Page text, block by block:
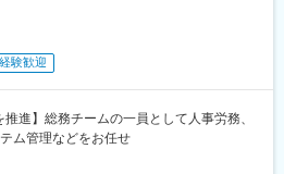
験歓迎
推進】総務チームの一員として人事労務、
ム管理などをお任せ